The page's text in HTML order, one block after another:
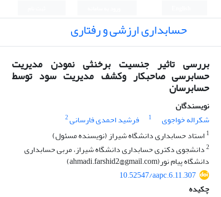
حسابداری ارزشی و رفتاری
بررسی تاثیر جنسیت برخنثی نمودن مدیریت
حسابرسی صاحبکار وکشف مدیریت سود توسط
حسابرسان
نویسندگان
شکراله خواجوی
1 فرشید احمدی فارسانی2
1 استاد حسابداری دانشگاه شیراز (نویسنده مسئول)
2دانشجوی دکتری حسابداری دانشگاه شیراز، مربی حسابداری
دانشگاه پیام نور(ahmadi.farshid2@gmail.com)
10.52547/aapc.6.11.307
چکیده